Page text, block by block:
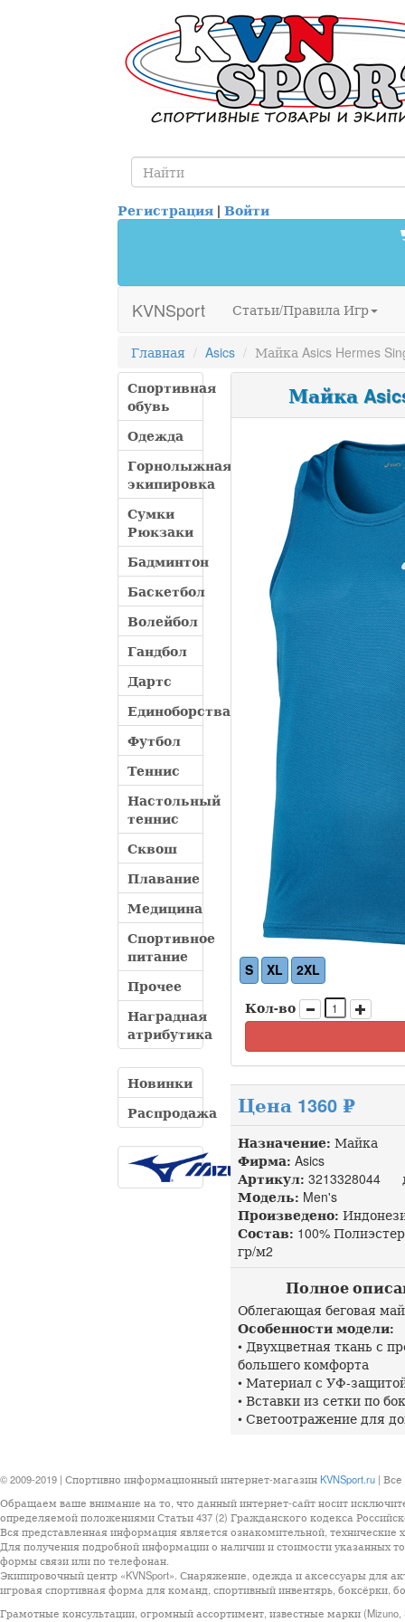
Регистрация | Войти
KVNSport Статьи/Правила Игр
Главная Asics
Майка Asics Hermes
Спортивная
обувь
Одежда
Горнолыжная
экипировка
Сумки
Рюкзаки
Бадминтон
Баскетбол
Волейбол
Гандбол
Дартс
Единоборства
Футбол
Теннис
Настольный
теннис
Сквош
Плавание
Медицина
Спортивное
питание
Прочее
Наградная
атрибутика
Новинки
Распродажа
Майка Asics
S XL 2XL
Кол-во
Цена 1360 ₽
Назначение: Майка
Фирма: Asics
Артикул: 3213328044
Модель: Men's
Произведено:
Состав: 100%
гр/м2
Полное
Облегающая беговая
Особенности модели:
• Двухцветная ткань с
большего комфорта
• Материал с УФ-
• Вставки из сетки по
• Светоотражение для
© 2009-2019 | Спортивно информационный интернет-магазин KVNSport.ru |
Обращаем ваше внимание на то, что данный интернет-сайт носит
определяемой положениями Статьи 437 (2) Гражданского кодекса
Вся представленная информация является ознакомительной, технические
Для получения подробной информации о наличии и стоимости указанных
формы связи или по телефонан.
Экипировочный центр «KVNSport». Снаряжение, одежда и аксессуары для
игровая спортивная форма для команд, спортивный инвентярь, боксёрки,
Грамотные консультации, огромный ассортимент, известные марки (Mizuno,